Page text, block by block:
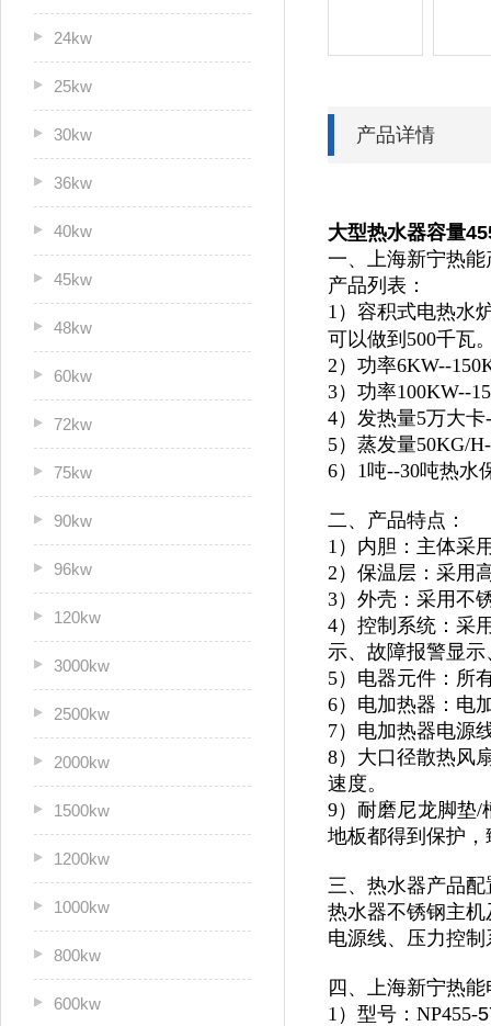
24kw
25kw
30kw
36kw
40kw
45kw
48kw
60kw
72kw
75kw
90kw
96kw
120kw
3000kw
2500kw
2000kw
1500kw
1200kw
1000kw
800kw
600kw
产品详情
大型热水器容量
一、上海新宁热
产品列表：
1）容积式电热水
可以做到500千瓦
2）功率6KW--
3）功率100KW--
4）发热量5万大
5）蒸发量50KG/
6）1吨--30吨热水
二、产品特点：
1）内胆：主体采
2）保温层：采用
3）外壳：采用不
4）控制系统：采
示、故障报警显
5）电器元件：所
6）电加热器：电
7）电加热器电源
8）大口径散热风
速度。
9）耐磨尼龙脚垫/
地板都得到保护
三、热水器产品配
热水器不锈钢主
电源线、压力控
四、上海新宁热
1）型号：NP455-